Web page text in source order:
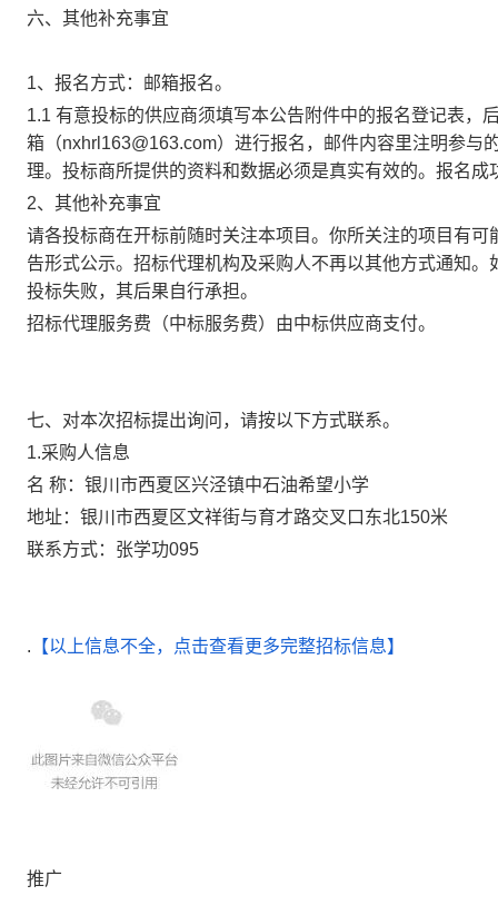
六、其他补充事宜
1、报名方式：邮箱报名。
1.1 有意投标的供应商须填写本公告附件中的报名登记表
箱（nxhrl163@163.com）进行报名，邮件内容里注明参与
理。投标商所提供的资料和数据必须是真实有效的。报名成
2、其他补充事宜
请各投标商在开标前随时关注本项目。你所关注的项目有
告形式公示。招标代理机构及采购人不再以其他方式通知。
投标失败，其后果自行承担。
招标代理服务费（中标服务费）由中标供应商支付。
七、对本次招标提出询问，请按以下方式联系。
1.采购人信息
名 称：银川市西夏区兴泾镇中石油希望小学
地址：银川市西夏区文祥街与育才路交叉口
联系方式：张学功095
. 【以上信息不全，点击查看更多完整招标信息】
推广